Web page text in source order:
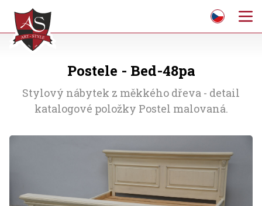
Postele - Bed-48pa
Stylový nábytek z měkkého dřeva - detail
katalogové položky Postel malovaná.